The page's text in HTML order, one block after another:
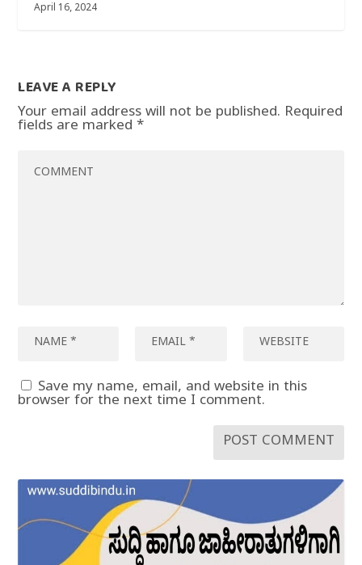
April 16, 2024
LEAVE A REPLY
Your email address will not be published. Required
fields are marked*
Save my name, email, and website in this
browser for the next time I comment.